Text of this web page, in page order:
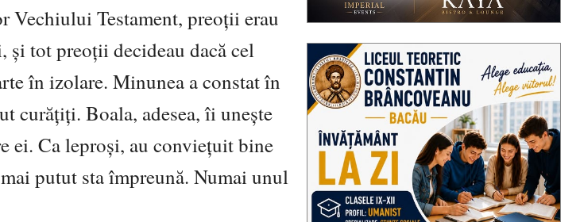
Vechiului Testament, preoţii erau
şi tot preoţii decideau dacă cel
în izolare. Minunea a constat în
curăţiţi. Boala, adesea, îi uneşte
ei. Ca leproşi, au convieţuit bine
putut sta împreună. Numai unul